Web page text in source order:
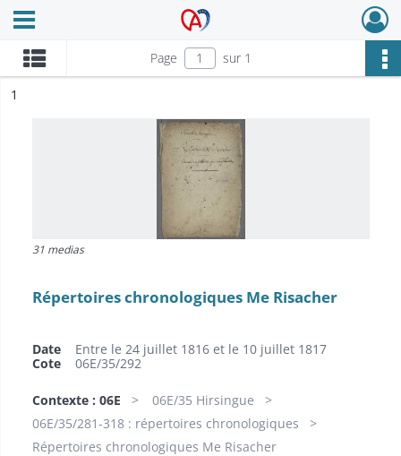
Archives Alsace - Colmar
Ouvrir le menu déroulant
Page sur 1
n°
1
31 medias
Répertoires chronologiques Me Risacher
Date
Entre le 24 juillet 1816 et le 10 juillet 1817
Cote
06E/35/292
Contexte : 06E
06E/35 Hirsingue
06E/35/281-318 : répertoires chronologiques
Répertoires chronologiques Me Risacher